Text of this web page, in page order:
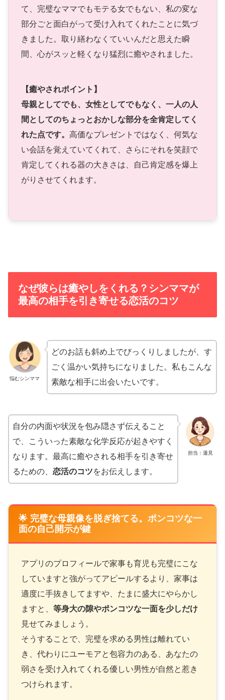
て、完璧なママでもモテる女でもない、私の変な
部分ごと面白がって受け入れてくれたことに気づ
きました。取り繕わなくていいんだと思えた瞬
間、心がスッと軽くなり猛烈に癒やされました。
【癒やされポイント】
母親としてでも、女性としてでもなく、一人の人
間としてのちょっとおかしな部分を全肯定してく
れた点です。 高価なプレゼントではなく、何気な
い会話を覚えていてくれて、さらにそれを笑顔で
肯定してくれる器の大きさは、自己肯定感を爆上
がりさせてくれます。
なぜ彼らは癒やしをくれる？シンママが
最高の相手を引き寄せる恋活のコツ
悩むシンママ
どのお話も斜め上でびっくりしましたが、す
ごく温かい気持ちになりました。私もこんな
素敵な相手に出会いたいです。
担当：蓮見
自分の内面や状況を包み隠さず伝えること
で、こういった素敵な化学反応が起きやすく
なります。最高に癒やされる相手を引き寄せ
るための、 恋活のコツをお伝えします。
🌟 完璧な母親像を脱ぎ捨てる。ポンコツな一
面の自己開示が鍵
アプリのプロフィールで家事も育児も完璧にこな
していますと強がってアピールするより、家事は
適度に手抜きしてますや、たまに盛大にやらかし
ますと、 等身大の隙やポンコツな一面を少しだけ
見せてみましょう。
そうすることで、完璧を求める男性は離れてい
き、代わりにユーモアと包容力のある、あなたの
弱さを受け入れてくれる優しい男性が自然と惹き
つけられます。